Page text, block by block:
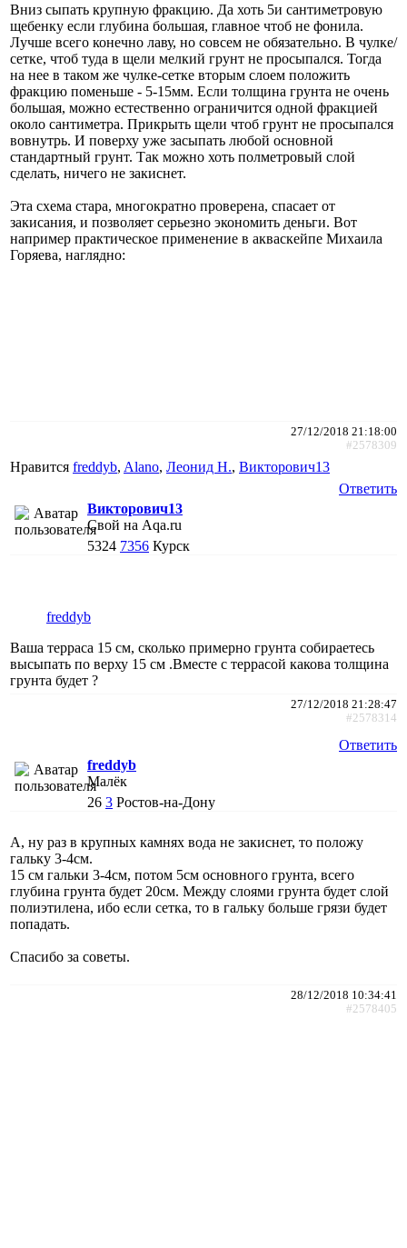
Вниз сыпать крупную фракцию. Да хоть 5и сантиметровую
щебенку если глубина большая, главное чтоб не фонила.
Лучше всего конечно лаву, но совсем не обязательно. В чулке/
сетке, чтоб туда в щели мелкий грунт не просыпался. Тогда
на нее в таком же чулке-сетке вторым слоем положить
фракцию поменьше - 5-15мм. Если толщина грунта не очень
большая, можно естественно ограничится одной фракцией
около сантиметра. Прикрыть щели чтоб грунт не просыпался
вовнутрь. И поверху уже засыпать любой основной
стандартный грунт. Так можно хоть полметровый слой
сделать, ничего не закиснет.
Эта схема стара, многократно проверена, спасает от
закисания, и позволяет серьезно экономить деньги. Вот
например практическое применение в акваскейпе Михаила
Горяева, наглядно:
27/12/2018 21:18:00
#2578309
Нравится freddyb, Alano, Леонид Н., Викторович13
Ответить
Викторович13
Свой на Aqa.ru
5324 7356 Курск
freddyb
Ваша терраса 15 см, сколько примерно грунта собираетесь
высыпать по верху 15 см .Вместе с террасой какова толщина
грунта будет ?
27/12/2018 21:28:47
#2578314
Ответить
freddyb
Малёк
26 3 Ростов-на-Дону
А, ну раз в крупных камнях вода не закиснет, то положу
гальку 3-4см.
15 см гальки 3-4см, потом 5см основного грунта, всего
глубина грунта будет 20см. Между слоями грунта будет слой
полиэтилена, ибо если сетка, то в гальку больше грязи будет
попадать.
Спасибо за советы.
28/12/2018 10:34:41
#2578405